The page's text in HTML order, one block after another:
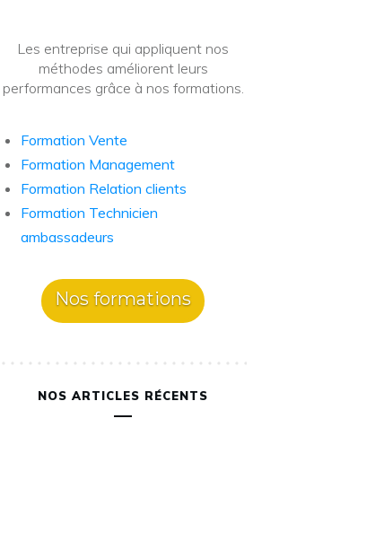
Les entreprise qui appliquent nos
méthodes améliorent leurs
performances grâce à nos formations.
Formation Vente
Formation Management
Formation Relation clients
Formation Technicien
ambassadeurs
Nos formations
NOS ARTICLES RÉCENTS